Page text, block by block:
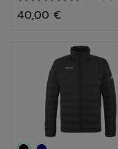
0.0
sur
40,00 €